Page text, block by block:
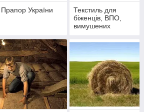
Прапор України
Текстиль для
біженців, ВПО,
вимушених